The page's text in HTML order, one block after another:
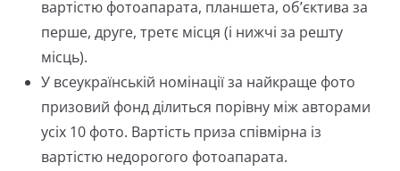
вартістю фотоапарата, планшета, об’єктива за
перше, друге, третє місця (і нижчі за решту
місць).
У всеукраїнській номінації за найкраще фото
призовий фонд ділиться порівну між авторами
усіх 10 фото. Вартість приза співмірна із
вартістю недорогого фотоапарата.